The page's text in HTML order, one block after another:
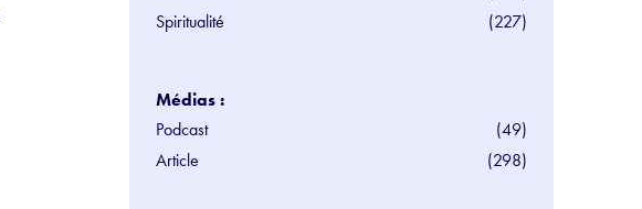
Spiritualité
(227)
Médias :
Podcast
(49)
Article
(298)